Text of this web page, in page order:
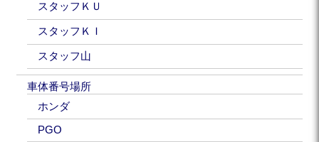
スタッフＫＵ
スタッフＫＩ
スタッフ山
車体番号場所
ホンダ
PGO